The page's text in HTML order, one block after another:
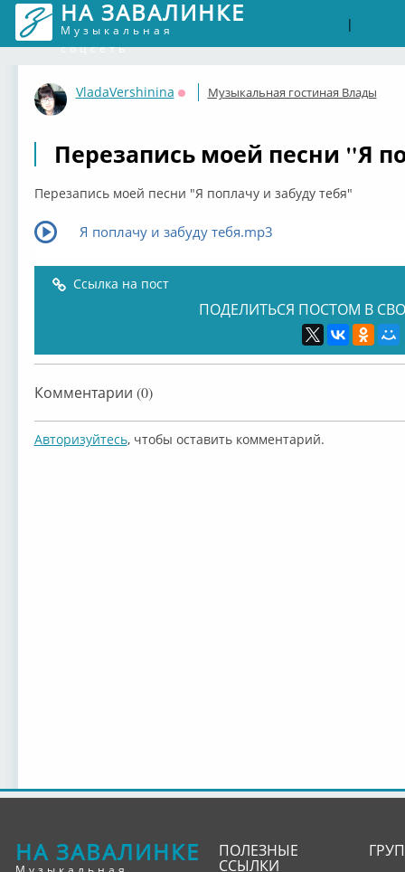
НА ЗАВАЛИНКЕ
Музыкальная
соцсеть
|
VladaVershinina
Оффлайн
Музыкальная гостиная Влады
Перезапись моей песни "Я
Перезапись моей песни "Я поплачу и забуду тебя"
Я поплачу и забуду тебя.mp3
Ссылка на пост
ПОДЕЛИТЬСЯ ПОСТОМ В
Комментарии (0)
Авторизуйтесь, чтобы оставить комментарий.
НА ЗАВАЛИНКЕ ПОЛЕЗНЫЕ
ССЫЛКИ